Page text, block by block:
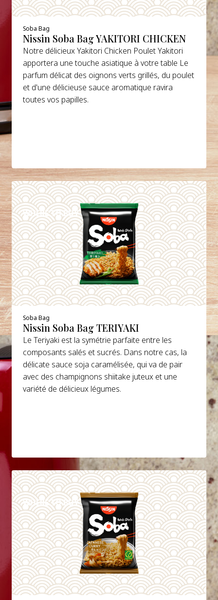
Soba Bag
Nissin Soba Bag YAKITORI CHICKEN
Notre délicieux Yakitori Chicken Poulet Yakitori
apportera une touche asiatique à votre table Le
parfum délicat des oignons verts grillés, du poulet
et d'une délicieuse sauce aromatique ravira
toutes vos papilles.
WHERE TO BUY
DETAILS
Soba Bag
Nissin Soba Bag TERIYAKI
Le Teriyaki est la symétrie parfaite entre les
composants salés et sucrés. Dans notre cas, la
délicate sauce soja caramélisée, qui va de pair
avec des champignons shiitake juteux et une
variété de délicieux légumes.
WHERE TO BUY
DETAILS